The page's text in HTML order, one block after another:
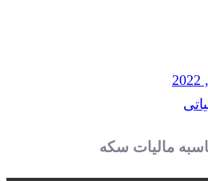
مالیات سکه